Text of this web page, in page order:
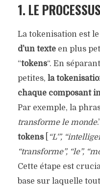
1. LE
La tokenisation est le
d’un texteen plus
“tokens“. En
petites, la
chaque composant
Par exemple, la
transforme le monde
tokens[
“L'”,
“transforme”, “le”,
Cette étape est
base sur laquelle